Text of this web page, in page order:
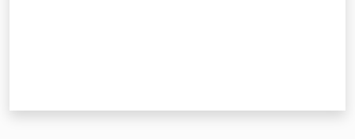
Leggi Atti Bandi